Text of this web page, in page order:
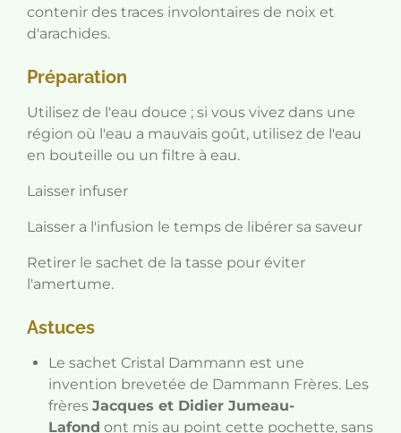
contenir des traces involontaires de noix et
d'arachides.
Préparation
Utilisez de l'eau douce ; si vous vivez dans une
région où l'eau a mauvais goût, utilisez de l'eau
en bouteille ou un filtre à eau.
Laisser infuser
Laisser a l'infusion le temps de libérer sa saveur
Retirer le sachet de la tasse pour éviter
l'amertume.
Astuces
Le sachet Cristal Dammann est une
invention brevetée de Dammann Frères. Les
frères Jacques et Didier Jumeau-
Lafond ont mis au point cette pochette, sans